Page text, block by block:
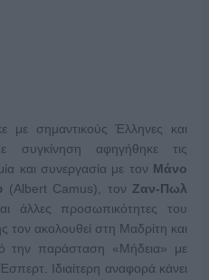
με σημαντικούς Έλληνες και
συγκίνηση αφηγήθηκε τις
και συνεργασία με τον Μάνο
(Albert Camus), τον Ζαν-Πωλ
άλλες προσωπικότητες του
ακολουθεί στη Μαδρίτη και
την παράσταση «Μήδεια» με
Ιδιαίτερη αναφορά κάνει